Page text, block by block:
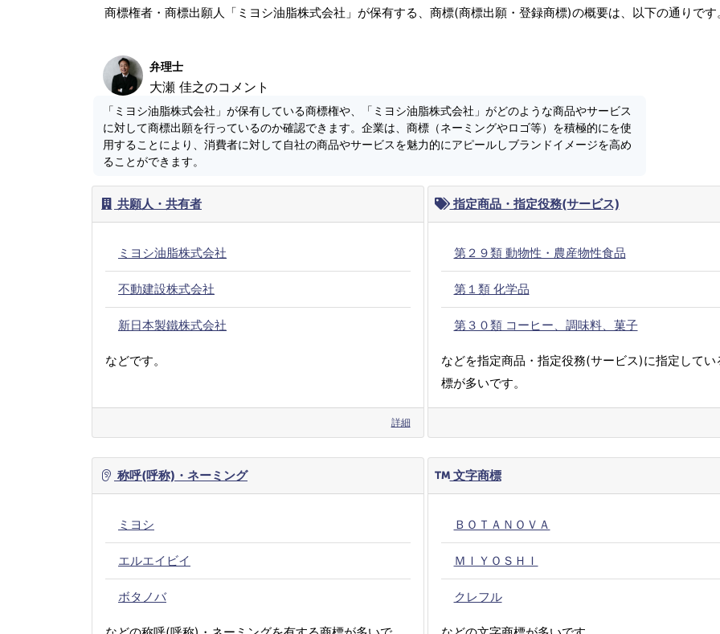
商標権者・商標出願人「ミヨシ油脂株式会社」が保有する、商標(商標出願・登録商標)の概要は、以下の通りです
弁理士
大瀬 佳之のコメント
「ミヨシ油脂株式会社」が保有している商標権や、「ミヨシ油脂株式会社」がどのような商品やサービス
に対して商標出願を行っているのか確認できます。企業は、商標（ネーミングやロゴ等）を積極的にを使
用することにより、消費者に対して自社の商品やサービスを魅力的にアピールしブランドイメージを高め
ることができます。
共願人・共有者
ミヨシ油脂株式会社
不動建設株式会社
新日本製鐵株式会社
などです。
詳細
指定商品・指定役務(サービス)
第２９類 動物性・農産物性食品
第１類 化学品
第３０類 コーヒー、調味料、菓子
などを指定商品・指定役務(サービス)に指定してい
標が多いです。
称呼(呼称)・ネーミング
ミヨシ
エルエイビイ
ボタノバ
文字商標
ＢＯＴＡＮＯＶＡ
ＭＩＹＯＳＨＩ
クレフル